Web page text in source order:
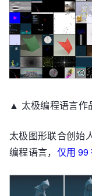
▲ 太极编程语言作
太极图形联合创始
编程语言， 仅用 99